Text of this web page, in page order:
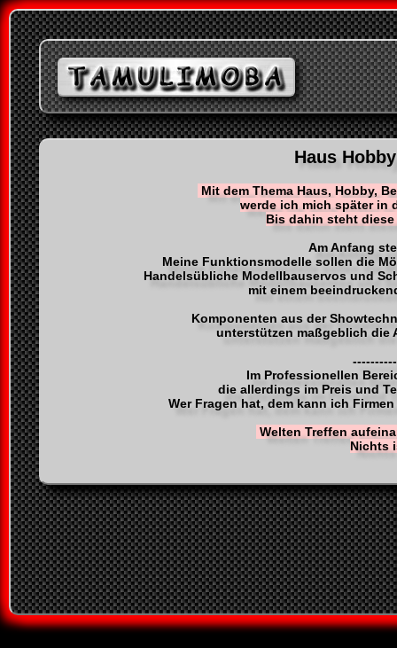
Haus
Mit dem Thema Haus, Hobby,
werde ich mich später in
Bis dahin steht
Am Anfang
Meine Funktionsmodelle sollen die
Handelsübliche Modellbauservos und
mit einem
Komponenten aus der
unterstützen maßgeblich die
Im Professionellen
die allerdings im Preis und
Wer Fragen hat, dem kann ich
Welten Treffen
Nichts